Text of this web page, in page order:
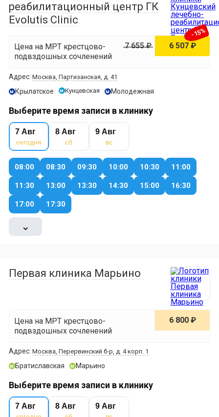
реабилитационный центр ГК
Evolutis Clinic
Цена на МРТ крестцово-
подвздошных сочленений
6 507 ₽
7 655 ₽
-15%
Адрес: Москва, Партизанская, д. 41
м Крылатское м Кунцевская м Молодежная
Выберите время записи в клинику
7 Авг
сегодня
8 Авг
сб
9 Авг
вс
08:00 08:30 09:30 10:00 10:30 11:00
11:30 13:00 13:30 14:30 15:00 16:30
17:00 17:30
⌄
Первая клиника Марьино
Цена на МРТ крестцово-
подвздошных сочленений
6 800 ₽
Адрес: Москва, Перервинский б-р, д. 4 корп. 1
м Братиславская м Марьино
Выберите время записи в клинику
7 Авг 8 Авг 9 Авг